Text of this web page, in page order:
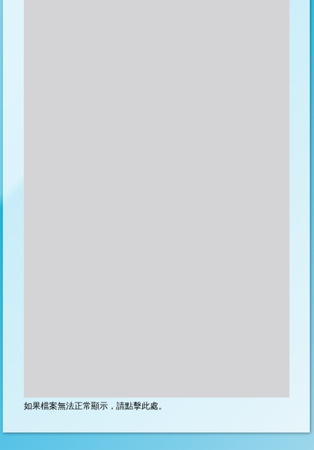
如果檔案無法正常顯示，請點擊此處。